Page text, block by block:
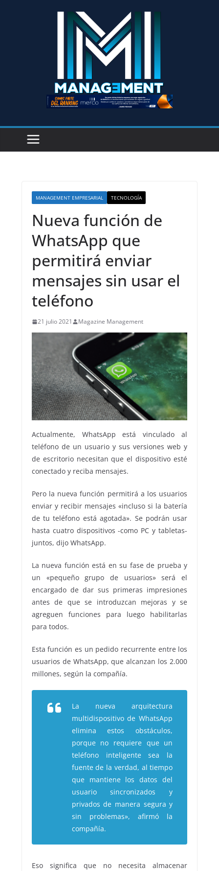
MANAGEMENT EMPRESARIAL TECNOLOGÍA
Nueva función de
WhatsApp que
permitirá enviar
mensajes sin usar el
teléfono
21 julio 2021 Magazine Management
Actualmente, WhatsApp está vinculado al
teléfono de un usuario y sus versiones web y
de escritorio necesitan que el dispositivo esté
conectado y reciba mensajes.
Pero la nueva función permitirá a los usuarios
enviar y recibir mensajes «incluso si la batería
de tu teléfono está agotada». Se podrán usar
hasta cuatro dispositivos -como PC y tabletas-
juntos, dijo WhatsApp.
La nueva función está en su fase de prueba y
un «pequeño grupo de usuarios» será el
encargado de dar sus primeras impresiones
antes de que se introduzcan mejoras y se
agreguen funciones para luego habilitarlas
para todos.
Esta función es un pedido recurrente entre los
usuarios de WhatsApp, que alcanzan los 2.000
millones, según la compañía.
La nueva arquitectura
multidispositivo de WhatsApp
elimina estos obstáculos,
porque no requiere que un
teléfono inteligente sea la
fuente de la verdad, al tiempo
que mantiene los datos del
usuario sincronizados y
privados de manera segura y
sin problemas», afirmó la
compañía.
Eso significa que no necesita almacenar